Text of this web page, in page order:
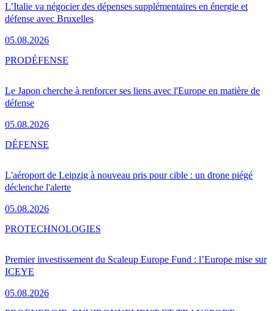
L’Italie va négocier des dépenses supplémentaires en énergie et
défense avec Bruxelles
05.08.2026
Le Japon cherche à renforcer ses liens avec l'Europe en matière de
défense
05.08.2026
PRODÉFENSE
L'aéroport de Leipzig à nouveau pris pour cible : un drone piégé
déclenche l'alerte
05.08.2026
DÉFENSE
Premier investissement du Scaleup Europe Fund : l’Europe mise sur
ICEYE
05.08.2026
PROTECHNOLOGIES